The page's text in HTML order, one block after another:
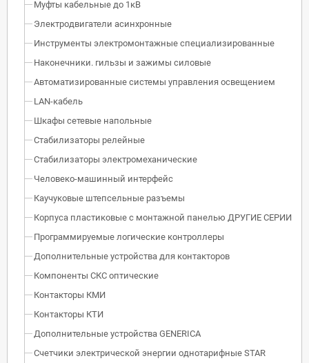
Муфты кабельные до 1кВ
Электродвигатели асинхронные
Инструменты электромонтажные специализированные
Наконечники. гильзы и зажимы силовые
Автоматизированные системы управления освещением
LAN-кабель
Шкафы сетевые напольные
Стабилизаторы релейные
Стабилизаторы электромеханические
Человеко-машинный интерфейс
Каучуковые штепсельные разъемы
Корпуса пластиковые с монтажной панелью ДРУГИЕ СЕРИИ
Программируемые логические контроллеры
Дополнительные устройства для контакторов
Компоненты СКС оптические
Контакторы КМИ
Контакторы КТИ
Дополнительные устройства GENERICA
Счетчики электрической энергии однотарифные STAR